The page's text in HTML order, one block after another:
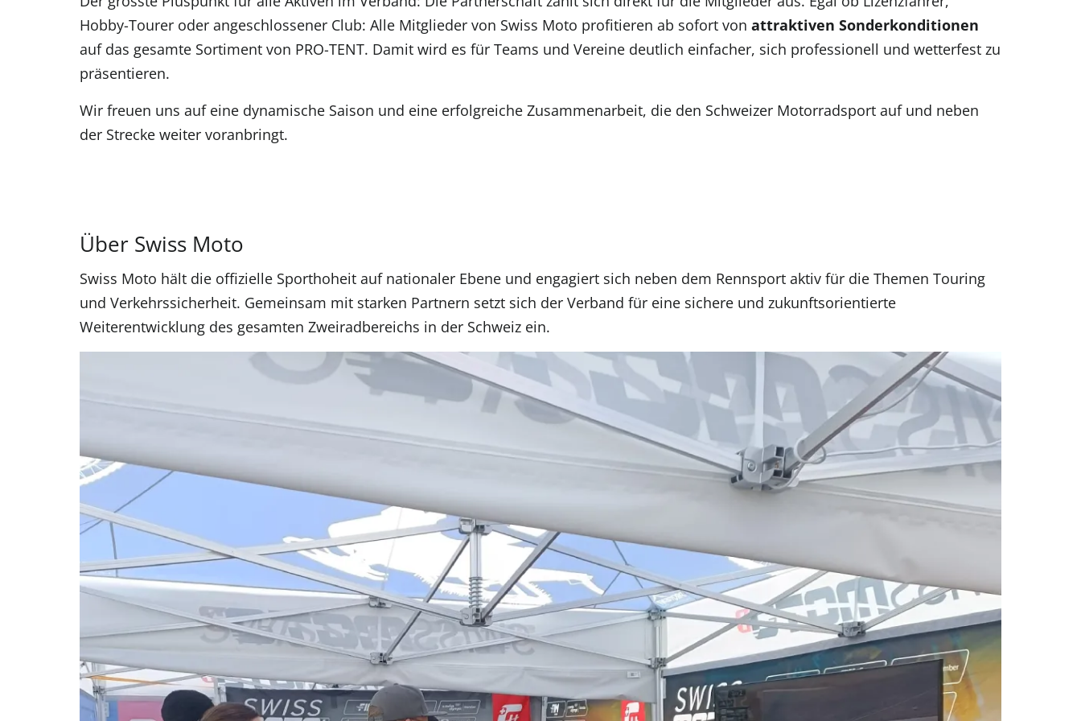
Hobby-Tourer oder angeschlossener Club: Alle Mitglieder von Swiss Moto profitieren ab sofort von attraktiven Sonderkonditionen
auf das gesamte Sortiment von PRO-TENT. Damit wird es für Teams und Vereine deutlich einfacher, sich professionell und wetterfest zu
präsentieren.
Wir freuen uns auf eine dynamische Saison und eine erfolgreiche Zusammenarbeit, die den Schweizer Motorradsport auf und neben
der Strecke weiter voranbringt.
Über Swiss Moto
Swiss Moto hält die offizielle Sporthoheit auf nationaler Ebene und engagiert sich neben dem Rennsport aktiv für die Themen Touring
und Verkehrssicherheit. Gemeinsam mit starken Partnern setzt sich der Verband für eine sichere und zukunftsorientierte
Weiterentwicklung des gesamten Zweiradbereichs in der Schweiz ein.